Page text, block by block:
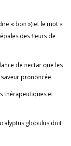
« bon ») et le mot «
des fleurs de
de nectar que les
prononcée.
thérapeutiques et
globulus doit